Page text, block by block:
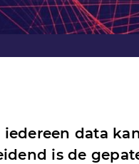
iedereen data
is de